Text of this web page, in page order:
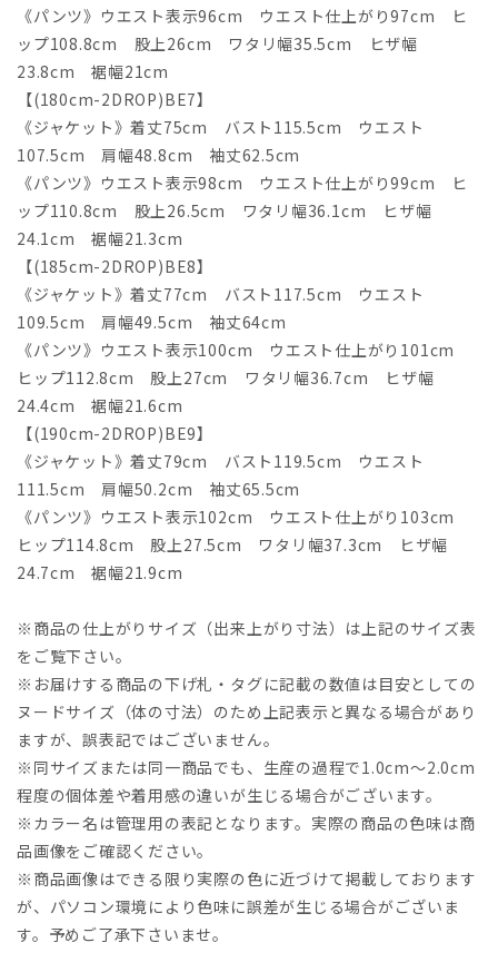
《パンツ》ウエスト表示96cm ウエスト仕上がり97cm ヒ
ップ108.8cm 股上26cm ワタリ幅35.5cm ヒザ幅
23.8cm 裾幅21cm
【(180cm-2DROP)BE7】
《ジャケット》着丈75cm バスト115.5cm ウエスト
107.5cm 肩幅48.8cm 袖丈62.5cm
《パンツ》ウエスト表示98cm ウエスト仕上がり99cm ヒ
ップ110.8cm 股上26.5cm ワタリ幅36.1cm ヒザ幅
24.1cm 裾幅21.3cm
【(185cm-2DROP)BE8】
《ジャケット》着丈77cm バスト117.5cm ウエスト
109.5cm 肩幅49.5cm 袖丈64cm
《パンツ》ウエスト表示100cm ウエスト仕上がり101cm
ヒップ112.8cm 股上27cm ワタリ幅36.7cm ヒザ幅
24.4cm 裾幅21.6cm
【(190cm-2DROP)BE9】
《ジャケット》着丈79cm バスト119.5cm ウエスト
111.5cm 肩幅50.2cm 袖丈65.5cm
《パンツ》ウエスト表示102cm ウエスト仕上がり103cm
ヒップ114.8cm 股上27.5cm ワタリ幅37.3cm ヒザ幅
24.7cm 裾幅21.9cm
※商品の仕上がりサイズ（出来上がり寸法）は上記のサイズ表
をご覧下さい。
※お届けする商品の下げ札・タグに記載の数値は目安としての
ヌードサイズ（体の寸法）のため上記表示と異なる場合があり
ますが、誤表記ではございません。
※同サイズまたは同一商品でも、生産の過程で1.0cm～2.0cm
程度の個体差や着用感の違いが生じる場合がございます。
※カラー名は管理用の表記となります。実際の商品の色味は商
品画像をご確認ください。
※商品画像はできる限り実際の色に近づけて掲載しております
が、パソコン環境により色味に誤差が生じる場合がございま
す。予めご了承下さいませ。